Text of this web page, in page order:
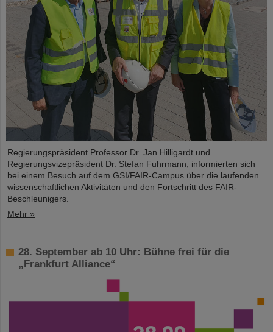
Regierungspräsident Professor Dr. Jan Hilligardt und
Regierungsvizepräsident Dr. Stefan Fuhrmann, informierten sich
bei einem Besuch auf dem GSI/FAIR-Campus über die laufenden
wissenschaftlichen Aktivitäten und den Fortschritt des FAIR-
Beschleunigers.
Mehr »
28. September ab 10 Uhr: Bühne frei für die
„Frankfurt Alliance“